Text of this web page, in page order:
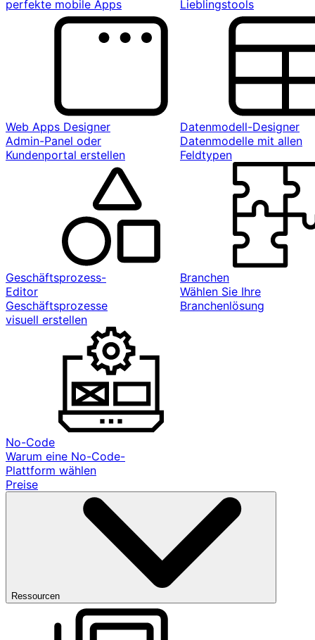
perfekte mobile Apps
Lieblingstools
Web Apps Designer
Admin-Panel oder
Kundenportal erstellen
Datenmodell-Designer
Datenmodelle mit allen
Feldtypen
Geschäftsprozess-
Editor
Geschäftsprozesse
visuell erstellen
Branchen
Wählen Sie Ihre
Branchenlösung
No-Code
Warum eine No-Code-
Plattform wählen
Preise
Ressourcen